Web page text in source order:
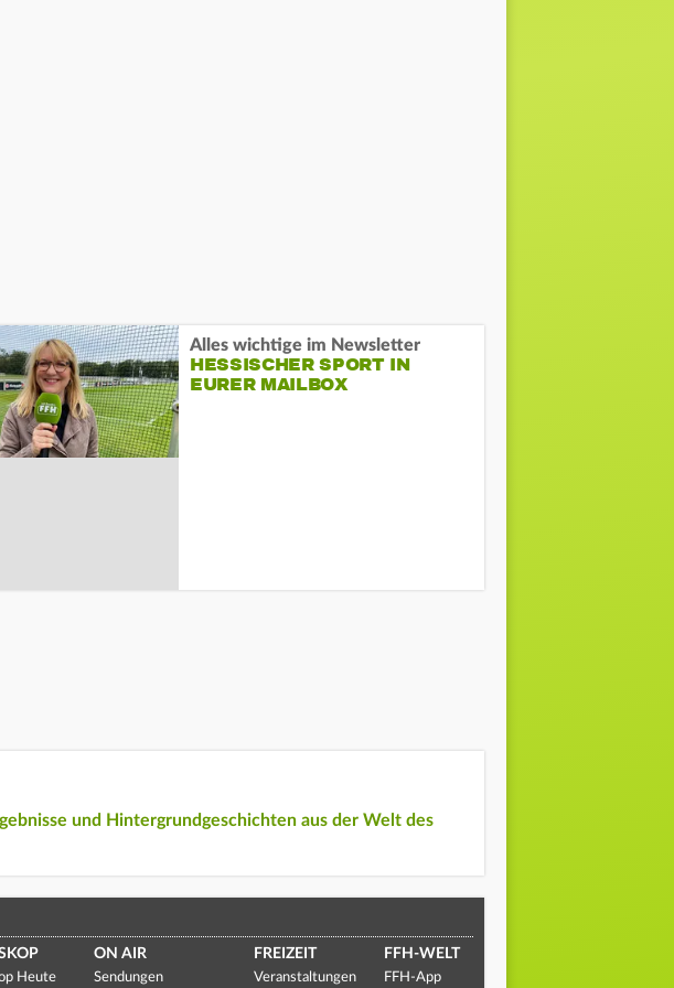
Alles wichtige im Newsletter
HESSISCHER SPORT IN
EURER MAILBOX
und Hintergrundgeschichten aus der Welt des
Heute
ON AIR
Sendungen
FREIZEIT
Veranstaltungen
FFH-WELT
FFH-App